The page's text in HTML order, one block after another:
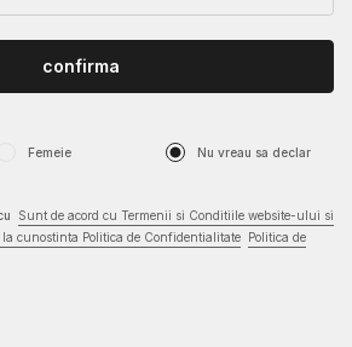
Femeie Nu vreau sa declar
confirma
Sunt de acord cu Termenii si Conditiile website-ului si
cunostinta Politica de Confidentialitate
Politica de